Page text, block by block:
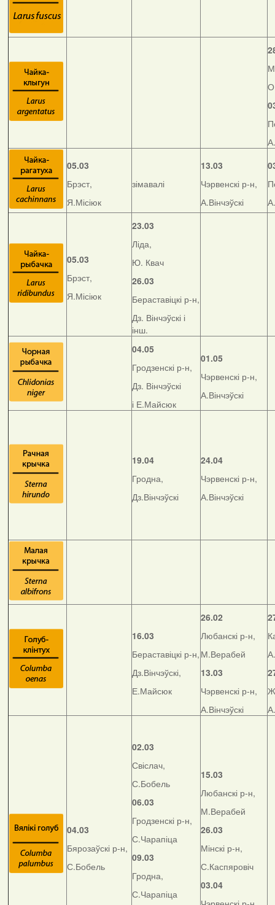
05.03
Брэст,
Я.Місіюк
зімавалі
13.03
Чэрвенскі р-н,
А.Вінчэўскі
05.03
Брэст,
Я.Місіюк
23.03
Ліда,
Ю. Квач
26.03
Бераставіцкі р-н,
Дз. Вінчэўскі і
інш.
04.05
Гродзенскі р-н,
Дз. Вінчэўскі
і Е.Майсюк
01.05
Чэрвенскі р-н,
А.Вінчэўскі
19.04
Гродна,
Дз.Вінчэўскі
24.04
Чэрвенскі р-н,
А.Вінчэўскі
16.03
Бераставіцкі р-н,
Дз.Вінчэўскі,
Е.Майсюк
26.02
Любанскі р-н,
М.Верабей
13.03
Чэрвенскі р-н,
А.Вінчэўскі
04.03
Бярозаўскі р-н,
С.Бобель
02.03
Свіслач,
С.Бобель
06.03
Гродзенскі р-н,
С.Чарапіца
09.03
Гродна,
С.Чарапіца
15.03
Любанскі р-н,
М.Верабей
26.03
Мінскі р-н,
С.Каспяровіч
03.04